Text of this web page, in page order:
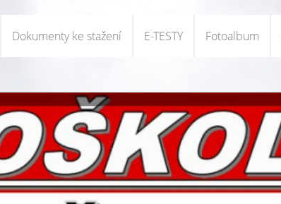
Dokumenty ke stažení E-TESTY Fotoalbum